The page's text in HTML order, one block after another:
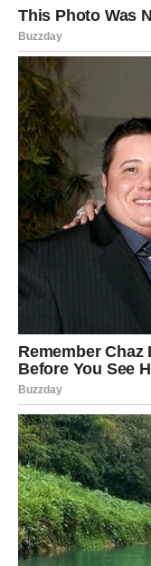
Strelac oseća
Ljubav: Moguće
poznanstvo.
Posao: Ideja koja se
plan.
Novac: Stabilno, ali
Poruka:Sloboda je
JARAC –
DONOSE
Jarac razmišlja
Ljubav:Partner želi
upoznati osobu
Posao:Fokus
Novac:Dobar
Poruka:Nagrada